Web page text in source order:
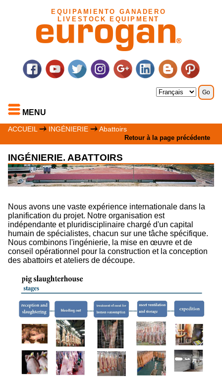
EQUIPAMIENTO GANADERO
LIVESTOCK EQUIPMENT
MENU
ACCUEIL INGÉNIERIE Abattoirs
Retour à la page précédente
INGÉNIERIE. ABATTOIRS
Nous avons une vaste expérience internationale dans la
planification du projet. Notre organisation est
indépendante et pluridisciplinaire chargé d'un capital
humain de spécialistes, chacun sur une tâche spécifique.
Nous combinons l'ingénierie, la mise en œuvre et de
conseil opérationnel pour la construction et la conception
des abattoirs et ateliers de découpe.